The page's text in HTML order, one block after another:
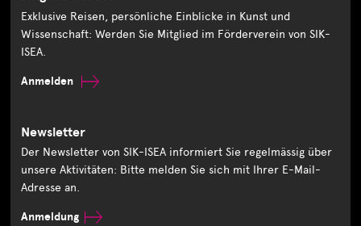
Exklusive Reisen, persönliche Einblicke in Kunst und
Wissenschaft: Werden Sie Mitglied im Förderverein von SIK-
ISEA.
Anmelden
Newsletter
Der Newsletter von SIK-ISEA informiert Sie regelmässig über
unsere Aktivitäten: Bitte melden Sie sich mit Ihrer E-Mail-
Adresse an.
Anmeldung